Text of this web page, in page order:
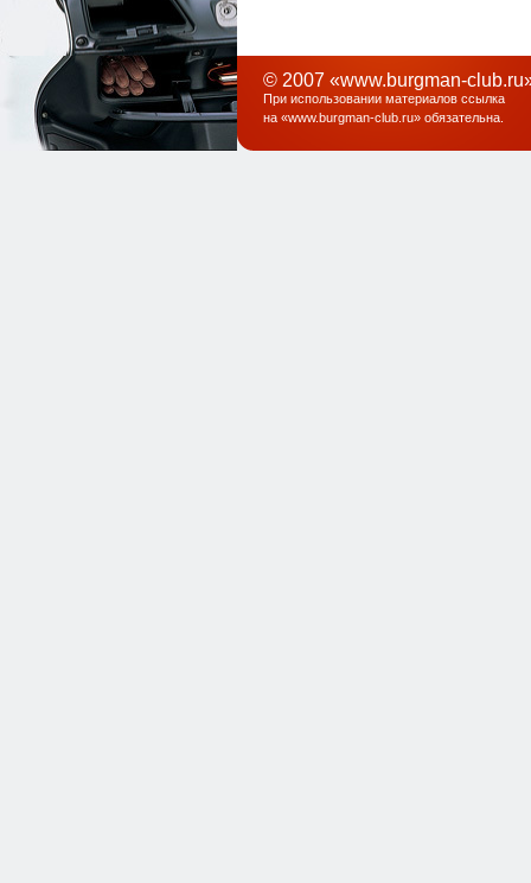
© 2007 «www.burgman-
При использовании материалов ссылка
на «www.burgman-club.ru» обязательна